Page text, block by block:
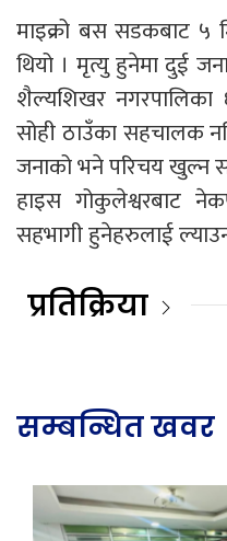
माइक्रो बस सडकबाट ५
थियो । मृत्यु हुनेमा दुई
शैल्यशिखर
सोही ठाउँका सहचालक
जनाको भने परिचय खुल्न
हाइस गोकुलेश्वरबाट
सहभागी हुनेहरुलाई
प्रतिक्रिया
सम्बन्धित खवर